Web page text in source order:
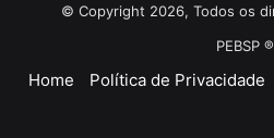
© Copyright 2026, Todos os
PEBSP ®
Home Política de Privacidade